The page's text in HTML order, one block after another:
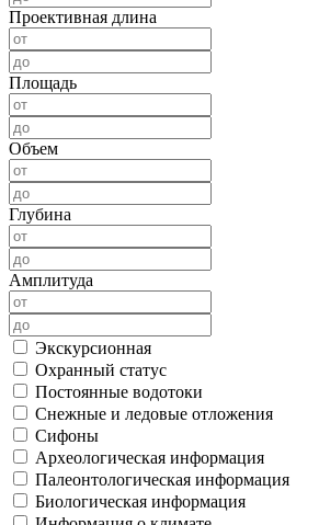
Проективная длина
Площадь
Объем
Глубина
Амплитуда
Экскурсионная
Охранный статус
Постоянные водотоки
Снежные и ледовые отложения
Сифоны
Археологическая информация
Палеонтологическая информация
Биологическая информация